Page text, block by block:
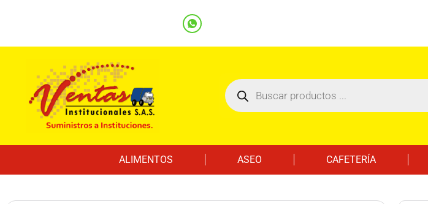
ALIMENTOS ASEO CAFETERÍA